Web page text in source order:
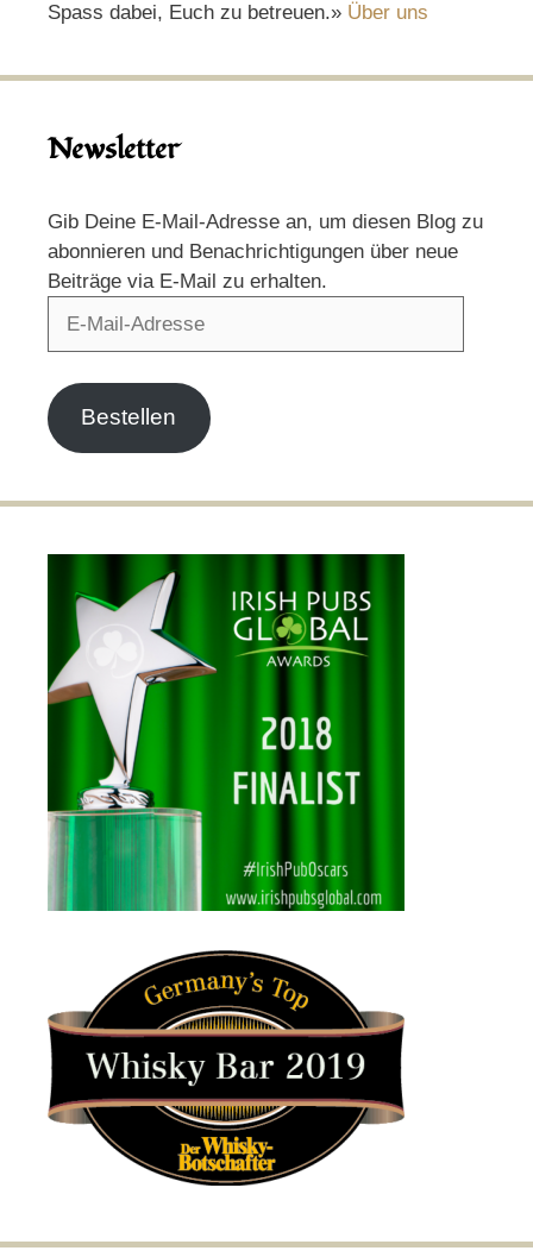
Spass dabei, Euch zu betreuen.» Über uns
Newsletter
Gib Deine E-Mail-Adresse an, um diesen Blog zu
abonnieren und Benachrichtigungen über neue
Beiträge via E-Mail zu erhalten.
Bestellen